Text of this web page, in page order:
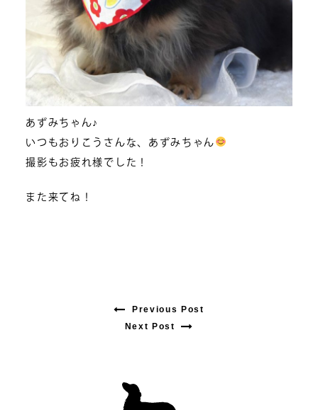
あずみちゃん♪
いつもおりこうさんな、あずみちゃん
撮影もお疲れ様でした！
また来てね！
Previous Post
Next Post